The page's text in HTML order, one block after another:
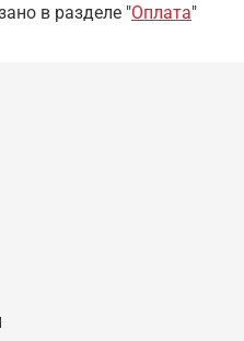
в разделе "Оплата"